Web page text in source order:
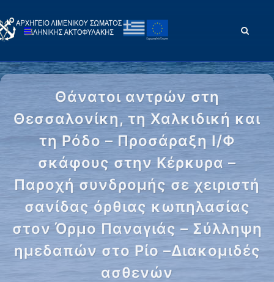
Θάνατοι αντρών στη
Θεσσαλονίκη, τη Χαλκιδική και
τη Ρόδο – Προσάραξη Ι/Φ
σκάφους στην Κέρκυρα –
Παροχή συνδρομής σε χειριστή
σανίδας όρθιας κωπηλασίας
στον Όρμο Παναγιάς – Σύλληψη
ημεδαπών στο Ρίο –Διακομιδές
ασθενών